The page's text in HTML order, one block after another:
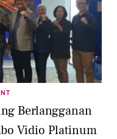
Berlangganan
Vidio Platinum